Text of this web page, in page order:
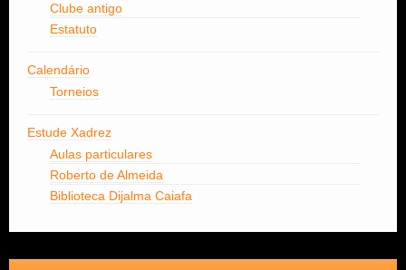
Clube antigo
Estatuto
Calendário
Torneios
Estude Xadrez
Aulas particulares
Roberto de Almeida
Biblioteca Dijalma Caiafa